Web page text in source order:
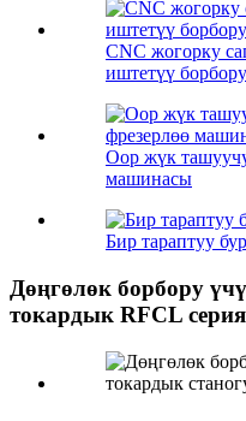
CNC жогорку
иштетүү борбору
Оор жүк
машинасы
Бир тараптуу
Дөңгөлөк борбору
токардык RFCL